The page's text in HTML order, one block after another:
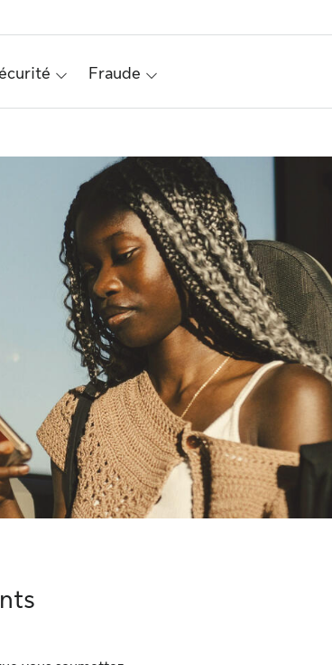
Fraude